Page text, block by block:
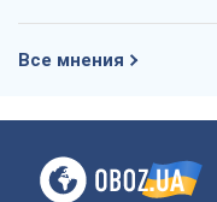
Все мнения